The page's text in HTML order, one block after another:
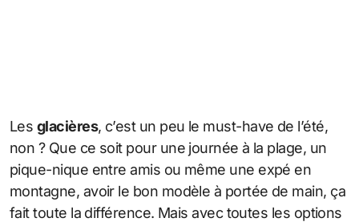
Les glacières, c’est un peu le must-have de l’été,
non ? Que ce soit pour une journée à la plage, un
pique-nique entre amis ou même une expé en
montagne, avoir le bon modèle à portée de main, ça
fait toute la différence. Mais avec toutes les options